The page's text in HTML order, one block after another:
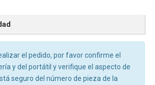
el pedido, por favor confirme el
y del portátil y verifique el aspecto de
seguro del número de pieza de la